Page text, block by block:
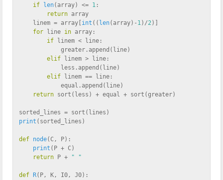
if
len(array) <= 1 :
return array
    linem = array[
int (( len(array)- 1)/2)]
for line in array:
if linem < line:
            greater.append(line)
elif linem > line:
            less.append(line)
elif linem == line:
            equal.append(line)
return sort(less) + equal + sort(greater)
sorted_lines = sort(lines)
print (sorted_lines)
def node( C, P):
print (P + C)
return P + " "
def R( P, K, I0, J0):